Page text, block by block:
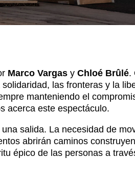
Marco Vargas y Chloé Brûlé.
las fronteras y la
manteniendo el
acerca este espectáculo.
salida. La necesidad de
abrirán caminos
épico de las personas a